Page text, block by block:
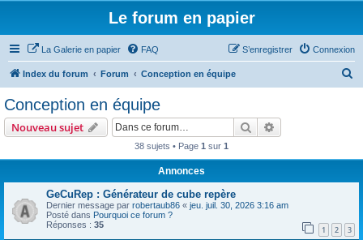
Le forum en papier
La Galerie en papier FAQ Connexion
S’enregistrer
Index du forum Forum Conception en équipe
Conception en équipe
Nouveau sujet Rechercher
38 sujets • Page 1 sur 1
Annonces
GeCuRep : Générateur de cube repère
Dernier message par robertaub86 « jeu. juil. 30, 2026 3:16 am
Posté dans Pourquoi ce forum ?
Réponses : 35 1 2 3